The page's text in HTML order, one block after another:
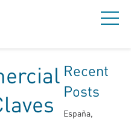
Recent
Posts
España,